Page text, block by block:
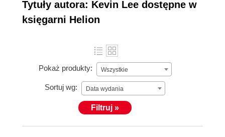
Tytuły autora: Kevin Lee dostępne w
księgarni Helion
Pokaż produkty: Wszystkie
Sortuj wg: Data wydania
Filtruj »